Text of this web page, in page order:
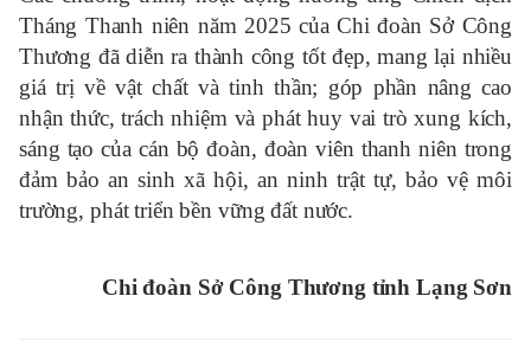
Tháng Thanh niên năm 2025 của Chi đoàn Sở Công
Thương đã diễn ra thành công tốt đẹp, mang lại nhiều
giá trị về vật chất và tinh thần; góp phần nâng cao
nhận thức, trách nhiệm và phát huy vai trò xung kích,
sáng tạo của cán bộ đoàn, đoàn viên thanh niên trong
đảm bảo an sinh xã hội, an ninh trật tự, bảo vệ môi
trường, phát triển bền vững đất nước.
Chi đoàn Sở Công Thương tỉnh Lạng Sơn